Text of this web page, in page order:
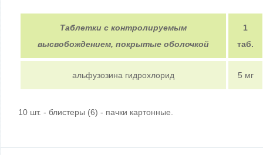
Таблетки с контролируемым
высвобождением, покрытые оболочкой
1
таб.
альфузозина гидрохлорид 5 мг
10 шт. - блистеры (6) - пачки картонные.